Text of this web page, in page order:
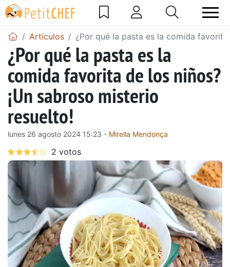
Artículos ¿Por qué la pasta es la comida
¿Por qué la pasta es la
comida favorita de los niños?
¡Un sabroso misterio
resuelto!
lunes 26 agosto 2024 15:23 - Mirella Mendonça